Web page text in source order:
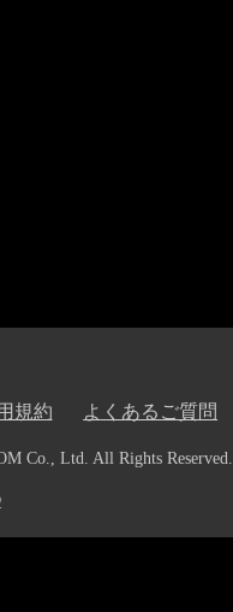
規約 よくあるご質問
Co., Ltd. All Rights Reserved.